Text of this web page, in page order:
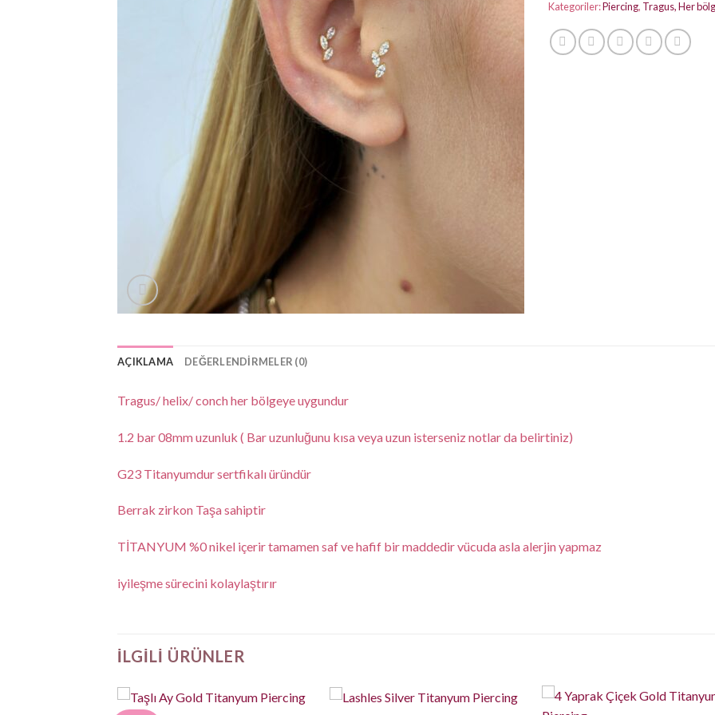
Kategoriler:Piercing, Tragus, Her
AÇIKLAMA DEĞERLENDIRMELER (0)
Tragus/ helix/ conch her bölgeye uygundur
1.2 bar 08mm uzunluk ( Bar uzunluğunu kısa veya uzun isterseniz notlar da belirtiniz)
G23 Titanyumdur sertfikalı üründür
Berrak zirkon Taşa sahiptir
TİTANYUM %0 nikel içerir tamamen saf ve hafif bir maddedir vücuda asla alerjin yapmaz
iyileşme sürecini kolaylaştırır
İLGILI ÜRÜNLER